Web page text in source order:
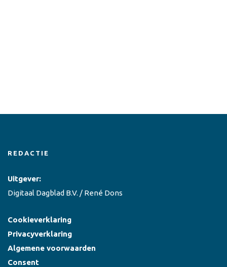
REDACTIE
Uitgever:
Digitaal Dagblad B.V. / René Dons
Cookieverklaring
Privacyverklaring
Algemene voorwaarden
Consent